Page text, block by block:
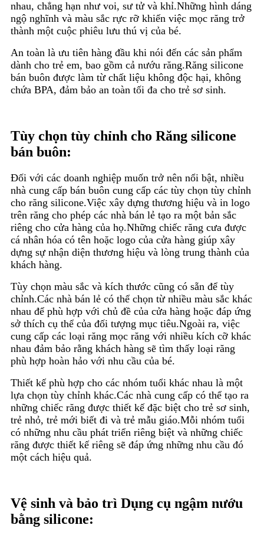
nhau, chẳng hạn như voi, sư tử và khỉ.Những hình dáng
ngộ nghĩnh và màu sắc rực rỡ khiến việc mọc răng trở
thành một cuộc phiêu lưu thú vị của bé.
An toàn là ưu tiên hàng đầu khi nói đến các sản phẩm
dành cho trẻ em, bao gồm cả nướu răng.Răng silicone
bán buôn được làm từ chất liệu không độc hại, không
chứa BPA, đảm bảo an toàn tối đa cho trẻ sơ sinh.
Tùy chọn tùy chỉnh cho Răng silicone
bán buôn:
Đối với các doanh nghiệp muốn trở nên nổi bật, nhiều
nhà cung cấp bán buôn cung cấp các tùy chọn tùy chỉnh
cho răng silicone.Việc xây dựng thương hiệu và in logo
trên răng cho phép các nhà bán lẻ tạo ra một bản sắc
riêng cho cửa hàng của họ.Những chiếc răng cưa được
cá nhân hóa có tên hoặc logo của cửa hàng giúp xây
dựng sự nhận diện thương hiệu và lòng trung thành của
khách hàng.
Tùy chọn màu sắc và kích thước cũng có sẵn để tùy
chỉnh.Các nhà bán lẻ có thể chọn từ nhiều màu sắc khác
nhau để phù hợp với chủ đề của cửa hàng hoặc đáp ứng
sở thích cụ thể của đối tượng mục tiêu.Ngoài ra, việc
cung cấp các loại răng mọc răng với nhiều kích cỡ khác
nhau đảm bảo rằng khách hàng sẽ tìm thấy loại răng
phù hợp hoàn hảo với nhu cầu của bé.
Thiết kế phù hợp cho các nhóm tuổi khác nhau là một
lựa chọn tùy chỉnh khác.Các nhà cung cấp có thể tạo ra
những chiếc răng được thiết kế đặc biệt cho trẻ sơ sinh,
trẻ nhỏ, trẻ mới biết đi và trẻ mẫu giáo.Mỗi nhóm tuổi
có những nhu cầu phát triển riêng biệt và những chiếc
răng được thiết kế riêng sẽ đáp ứng những nhu cầu đó
một cách hiệu quả.
Vệ sinh và bảo trì Dụng cụ ngậm nướu
bằng silicone: